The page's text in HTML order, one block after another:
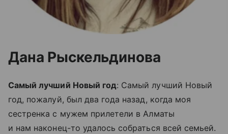
Дана Рыскельдинова
Самый лучший Новый год: Самый лучший Новый
год, пожалуй, был два года назад, когда моя
сестренка с мужем прилетели в Алматы
и нам наконец-то удалось собраться всей семьей.